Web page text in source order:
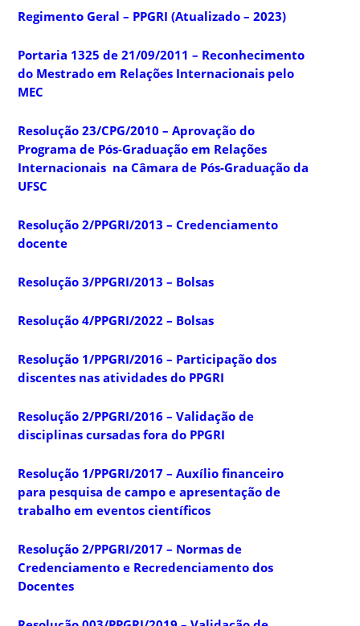
Regimento Geral – PPGRI (Atualizado – 2023)
Portaria 1325 de 21/09/2011 – Reconhecimento
do Mestrado em Relações Internacionais pelo
MEC
Resolução 23/CPG/2010 – Aprovação do
Programa de Pós-Graduação em Relações
Internacionais na Câmara de Pós-Graduação da
UFSC
Resolução 2/PPGRI/2013 – Credenciamento
docente
Resolução 3/PPGRI/2013 – Bolsas
Resolução 4/PPGRI/2022 – Bolsas
Resolução 1/PPGRI/2016 – Participação dos
discentes nas atividades do PPGRI
Resolução 2/PPGRI/2016 – Validação de
disciplinas cursadas fora do PPGRI
Resolução 1/PPGRI/2017 – Auxílio financeiro
para pesquisa de campo e apresentação de
trabalho em eventos científicos
Resolução 2/PPGRI/2017 – Normas de
Credenciamento e Recredenciamento dos
Docentes